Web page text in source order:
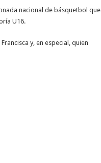
nacional de básquetbol que
U16.
y, en especial, quien